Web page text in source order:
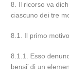
8. Il ricorso va
ciascuno dei tre
8.1. Il primo
8.1.1. Esso
bensi’ di un